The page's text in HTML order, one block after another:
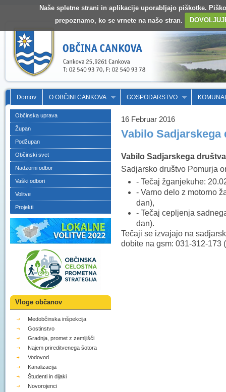
Naše spletne strani in aplikacije uporabljajo piškotke.
prepoznamo, ko se vrnete na našo stran.
Domov O OBČINI CANKOVA GOSPODARSTVO
Občinska uprava
Župan
Podžupan
Občinski svet
Nadzorni odbor
Vaški odbori
Volitve
Projekti
Vloge občanov
Medobčinska inšpekcija
Gostinstvo
Gradnja, promet z zemljišči
Najem prireditvenega šotora
Vodovod
Kanalizacija
Študenti in dijaki
Novorojenci
16 Februar 2016
Vabilo
Vabilo Sadjarskega
Sadjarsko društvo Pomurja
- Tečaj žganjekuhe:
- Varno delo z motorno
dan),
- Tečaj cepljenja
dan).
Tečaji se izvajajo na
dobite na gsm: 031-312-173